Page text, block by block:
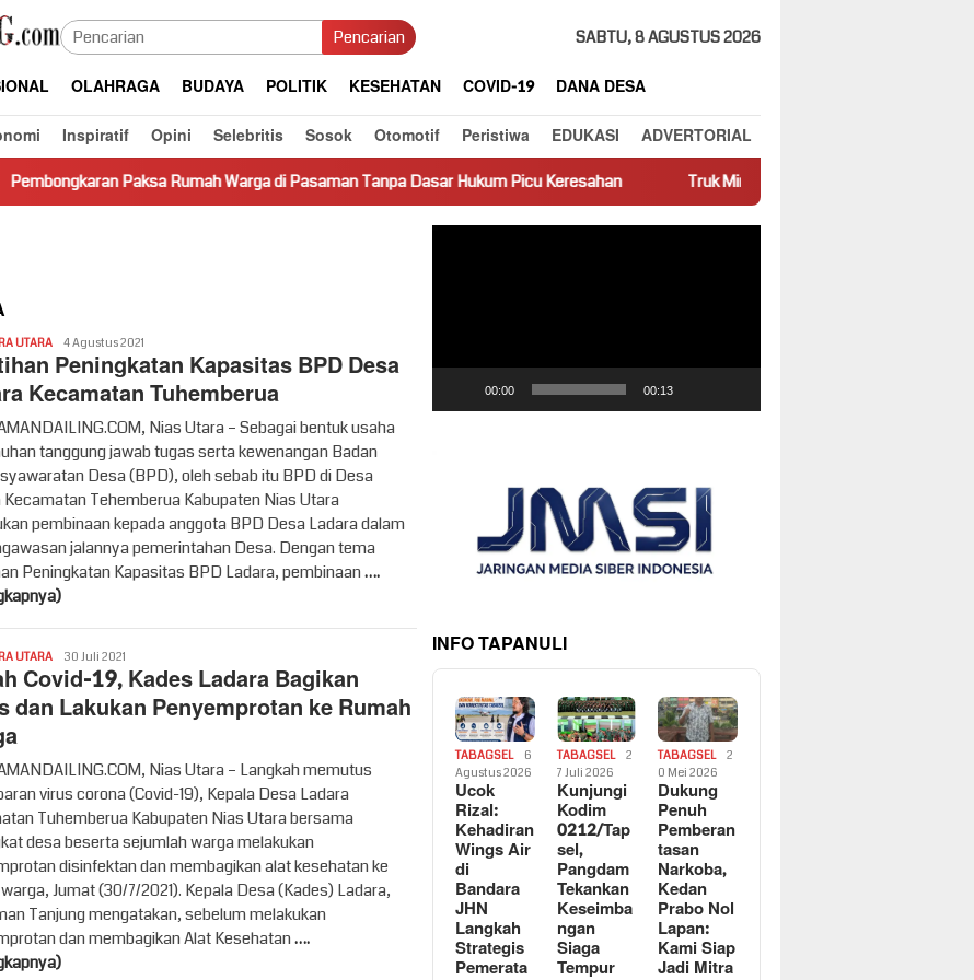
Pencarian SABTU, 8 AGUSTUS 2026
OLAHRAGA BUDAYA POLITIK KESEHATAN COVID-19
DANA DESA
Inspiratif Opini Selebritis Sosok Otomotif Peristiwa EDUKASI ADVERTORIAL
Paksa Rumah Warga di Pasaman Tanpa Dasar Hukum Picu Keresahan Truk Miring Hambat Arus Lalu Lintas di Jalan
UTARARedaksi
4 Agustus 2021
Peningkatan Kapasitas BPD Desa
Kecamatan Tuhemberua
Nias Utara – Sebagai bentuk usaha
tanggung jawab tugas serta kewenangan Badan
Desa (BPD), oleh sebab itu BPD di Desa
Kecamatan Tehemberua Kabupaten Nias Utara
pembinaan kepada anggota BPD Desa Ladara dalam
jalannya pemerintahan Desa. Dengan tema
Peningkatan Kapasitas BPD Ladara, pembinaan….
UTARARedaksi
30 Juli 2021
Covid-19, Kades Ladara Bagikan
dan Lakukan Penyemprotan ke Rumah
Nias Utara – Langkah memutus
virus corona (Covid-19), Kepala Desa Ladara
Tuhemberua Kabupaten Nias Utara bersama
desa beserta sejumlah warga melakukan
disinfektan dan membagikan alat kesehatan ke
Jumat (30/7/2021). Kepala Desa (Kades) Ladara,
Tanjung mengatakan, sebelum melakukan
dan membagikan Alat Kesehatan….
00:00 00:13
INFO TAPANULI
TABAGSEL
6
Agustus 2026
Ucok
Rizal:
Kehadiran
Wings Air
di
Bandara
JHN
Langkah
Strategis
Pemerata
TABAGSEL
2
7 Juli 2026
Kunjungi
Kodim
0212/Tap
sel,
Pangdam
Tekankan
Keseimba
ngan
Siaga
Tempur
TABAGSEL
2
0 Mei 2026
Dukung
Penuh
Pemberan
tasan
Narkoba,
Kedan
Prabo Nol
Lapan:
Kami Siap
Jadi Mitra